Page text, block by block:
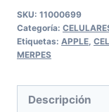
SKU: 11000699
Categoría:
Etiquetas: APPLE
MERPES
Descripción